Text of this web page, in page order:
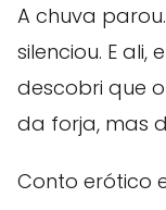
A chuva
silenciou. E
descobri que
da forja, mas
Conto erótico